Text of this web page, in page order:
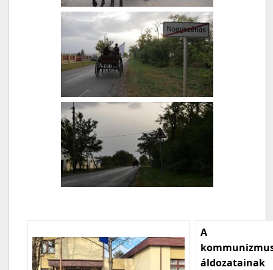
A
áldozatainak